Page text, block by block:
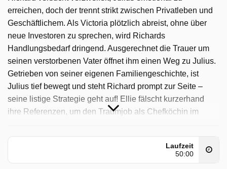
erreichen, doch der trennt strikt zwischen Privatleben und
Geschäftlichem. Als Victoria plötzlich abreist, ohne über
neue Investoren zu sprechen, wird Richards
Handlungsbedarf dringend. Ausgerechnet die Trauer um
seinen verstorbenen Vater öffnet ihm einen Weg zu Julius.
Getrieben von seiner eigenen Familiengeschichte, ist
Julius tief bewegt und steht Richard prompt zur Seite –
seine listige Strategie geht auf! Ellie fälscht kurzerhand
ihre Referenzen, um den Traumjob als Chefköchin im
kennenlernen will, erleben beide eine unerwartete
Überraschung! Jess wird liebevoll von den Böttchers von
ihrem Liebeskummer abgelenkt und testet mit Baby Olivia
Laufzeit
50:00